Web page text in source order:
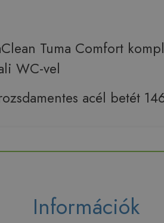
Tuma Comfort
WC-vel
acél betét
Információk